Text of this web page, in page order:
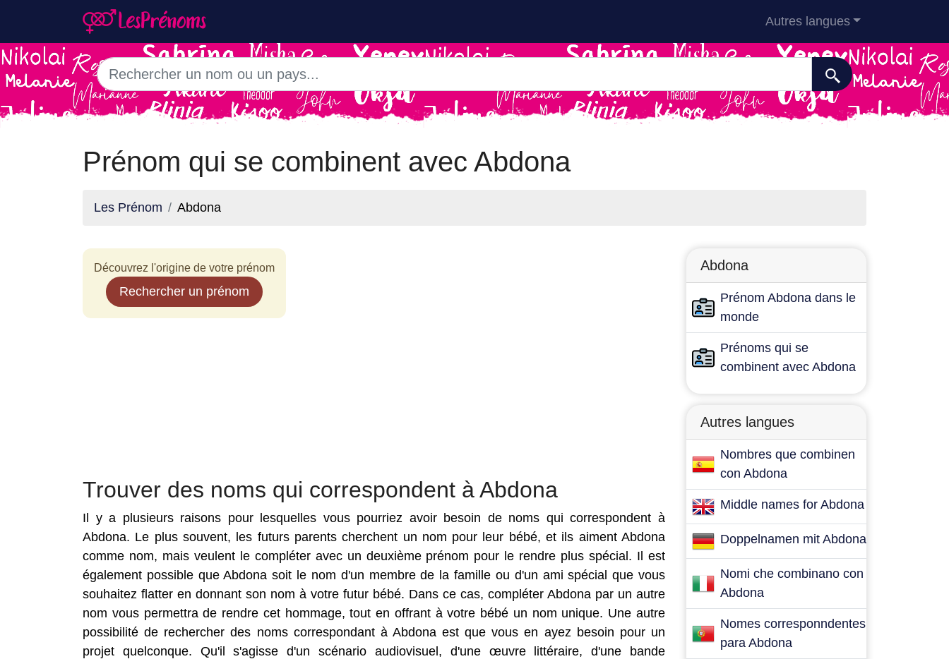
Autres langues
Prénom qui se combinent avec Abdona
Les Prénom Abdona
Découvrez l'origine de votre prénom
Rechercher un prénom
Trouver des noms qui correspondent à Abdona
Il y a plusieurs raisons pour lesquelles vous pourriez avoir besoin de noms qui correspondent à
Abdona. Le plus souvent, les futurs parents cherchent un nom pour leur bébé, et ils aiment Abdona
comme nom, mais veulent le compléter avec un deuxième prénom pour le rendre plus spécial. Il est
également possible que Abdona soit le nom d'un membre de la famille ou d'un ami spécial que vous
souhaitez flatter en donnant son nom à votre futur bébé. Dans ce cas, compléter Abdona par un autre
nom vous permettra de rendre cet hommage, tout en offrant à votre bébé un nom unique. Une autre
possibilité de rechercher des noms correspondant à Abdona est que vous en ayez besoin pour un
projet quelconque. Qu'il s'agisse d'un scénario audiovisuel, d'une œuvre littéraire, d'une bande
Abdona
Prénom Abdona dans le
monde
Prénoms qui se
combinent avec Abdona
Autres langues
Nombres que combinen
con Abdona
Middle names for Abdona
Doppelnamen mit Abdona
Nomi che combinano con
Abdona
Nomes corresponndentes
para Abdona